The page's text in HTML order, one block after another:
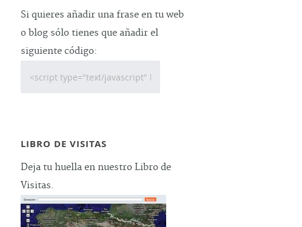
Si quieres añadir una frase en tu web
o blog sólo tienes que añadir el
siguiente código:
LIBRO DE VISITAS
Deja tu huella en nuestro Libro de
Visitas.